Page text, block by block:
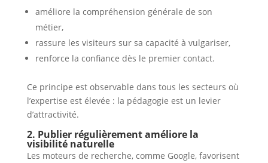
améliore la compréhension générale de son
métier,
rassure les visiteurs sur sa capacité à vulgariser,
renforce la confiance dès le premier contact.
Ce principe est observable dans tous les secteurs où
l’expertise est élevée : la pédagogie est un levier
d’attractivité.
2. Publier régulièrement améliore la
visibilité naturelle
Les moteurs de recherche, comme Google, favorisent